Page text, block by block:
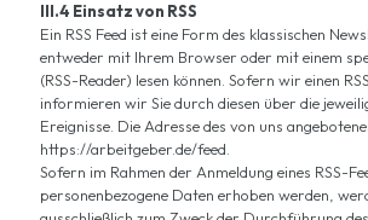
III.4 Einsatz von RSS
Ein RSS Feed ist eine Form des klassischen
entweder mit Ihrem Browser oder mit einem
(RSS-Reader) lesen können. Sofern wir einen
informieren wir Sie durch diesen über die
Ereignisse. Die Adresse des von uns
https://arbeitgeber.de/feed.
Sofern im Rahmen der Anmeldung eines RSS-
personenbezogene Daten erhoben werden,